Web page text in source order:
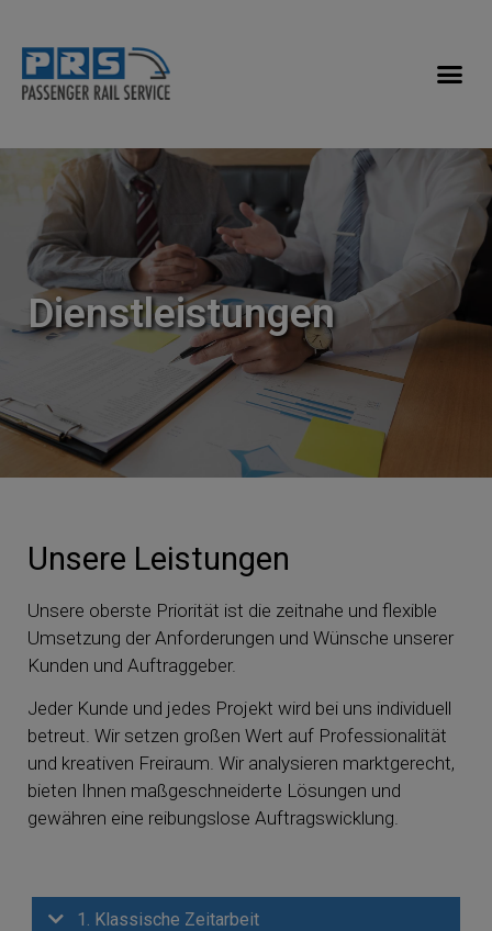
Dienstleistungen
Unsere Leistungen
Unsere oberste Priorität ist die zeitnahe und flexible
Umsetzung der Anforderungen und Wünsche unserer
Kunden und Auftraggeber.
Jeder Kunde und jedes Projekt wird bei uns individuell
betreut. Wir setzen großen Wert auf Professionalität
und kreativen Freiraum. Wir analysieren marktgerecht,
bieten Ihnen maßgeschneiderte Lösungen und
gewähren eine reibungslose Auftragswicklung.
1. Klassische Zeitarbeit